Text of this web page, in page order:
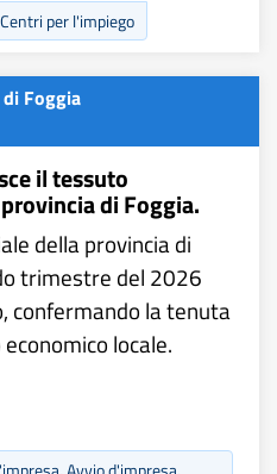
per l'impiego
Foggia
il tessuto
di Foggia.
della provincia di
trimestre del 2026
confermando la tenuta
locale.